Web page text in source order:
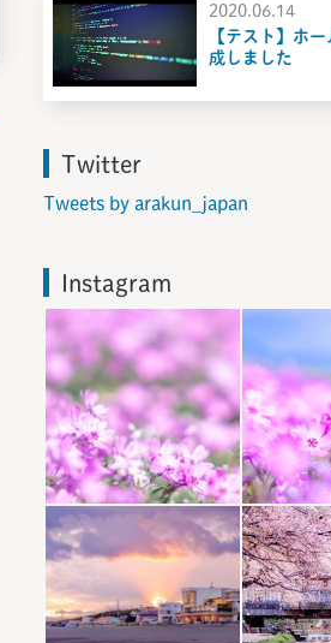
2020.06.14
【テスト】ホ
成しました
Twitter
Tweets by arakun_japan
Instagram